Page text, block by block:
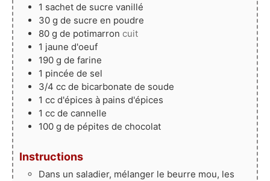
1 sachet de sucre vanillé
30 g de sucre en poudre
80 g de potimarron cuit
1 jaune d'oeuf
190 g de farine
1 pincée de sel
3/4 cc de bicarbonate de soude
1 cc d'épices à pains d'épices
1 cc de cannelle
100 g de pépites de chocolat
Instructions
Dans un saladier, mélanger le beurre mou, les